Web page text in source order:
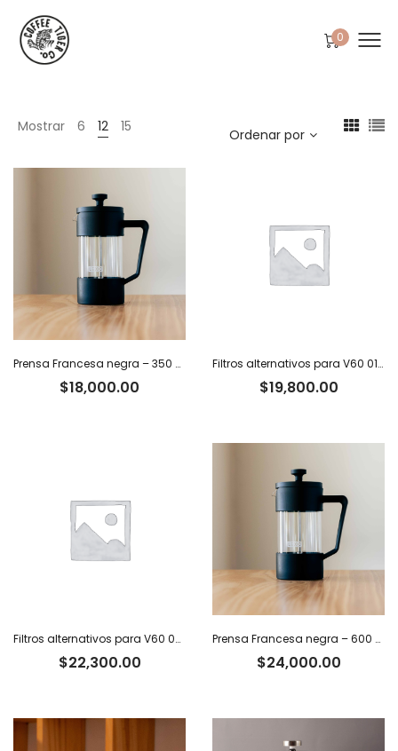
0
Mostrar 6 12 15 Ordenar por
Prensa Francesa negra – 350 ml
$18,000.00
Filtros alternativos para V60 01 x 100 u.
$19,800.00
Filtros alternativos para V60 02 x 100 u.
$22,300.00
Prensa Francesa negra – 600 ml
$24,000.00